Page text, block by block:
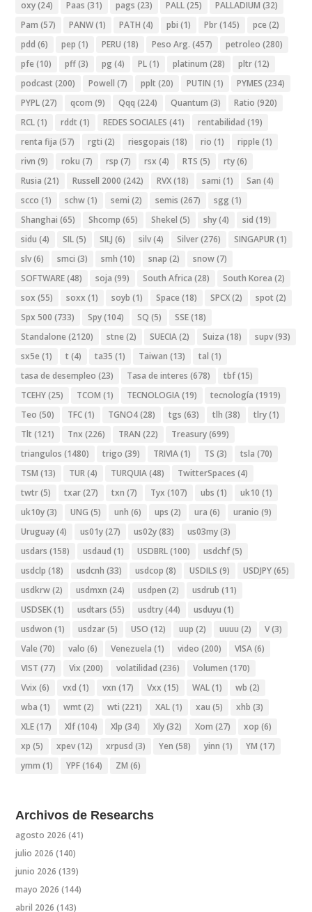
oxy(24) Paas (31) pags (23) PALL(25) PALLADIUM (32)
Pam (57) PANW(1) PATH (4) pbi (1) Pbr(145) pce (2)
pdd (6) pep (1) PERU (18) Peso Arg. (457) petroleo (280)
pfe (10) pff(3) pg (4) PL(1) platinum (28) pltr(12)
podcast (200) Powell (7) pplt (20) PUTIN (1) PYMES (234)
PYPL(27) qcom (9) Qqq (224) Quantum (3) Ratio (920)
RCL(1) rddt (1) REDES SOCIALES (41) rentabilidad (19)
renta fija (57) rgti (2) riesgopais (18) rio (1) ripple (1)
rivn (9) roku (7) rsp (7) rsx (4) RTS (5) rty(6)
Rusia (21) Russell 2000 (242) RVX(18) sami (1) San (4)
scco (1) schw(1) semi (2) semis (267) sgg (1)
Shanghai (65) Shcomp (65) Shekel (5) shy(4) sid (19)
sidu (4) SIL(5) SILJ (6) silv(4) Silver(276) SINGAPUR(1)
slv(6) smci (3) smh (10) snap (2) snow(7)
SOFTWARE(48) soja (99) South Africa (28) South Korea (2)
sox (55) soxx (1) soyb (1) Space (18) SPCX(2) spot (2)
Spx 500 (733) Spy(104) SQ (5) SSE(18)
Standalone (2120) stne (2) SUECIA(2) Suiza (18) supv(93)
sx5e (1) t (4) ta35 (1) Taiwan (13) tal (1)
tasa de desempleo (23) Tasa de interes (678) tbf(15)
TCEHY(25) TCOM (1) TECNOLOGIA(19) tecnología (1919)
Teo (50) TFC(1) TGNO4(28) tgs (63) tlh (38) tlry(1)
Tlt (121) Tnx (226) TRAN (22) Treasury(699)
triangulos (1480) trigo (39) TRIVIA(1) TS (3) tsla (70)
TSM (13) TUR(4) TURQUIA(48) TwitterSpaces (4)
twtr(5) txar(27) txn (7) Tyx (107) ubs (1) uk10 (1)
uk10y(3) UNG (5) unh (6) ups (2) ura (6) uranio (9)
Uruguay(4) us01y(27) us02y(83) us03my(3)
usdars (158) usdaud (1) USDBRL(100) usdchf(5)
usdclp (18) usdcnh (33) usdcop (8) USDILS (9) USDJPY(65)
usdkrw(2) usdmxn (24) usdpen (2) usdrub (11)
USDSEK(1) usdtars (55) usdtry(44) usduyu (1)
usdwon (1) usdzar(5) USO (12) uup (2) uuuu (2) V(3)
Vale (70) valo (6) Venezuela (1) video (200) VISA(6)
VIST (77) Vix (200) volatilidad (236) Volumen (170)
Vvix (6) vxd (1) vxn (17) Vxx (15) WAL(1) wb (2)
wba (1) wmt (2) wti (221) XAL(1) xau (5) xhb (3)
XLE(17) Xlf(104) Xlp (34) Xly(32) Xom (27) xop (6)
xp (5) xpev(12) xrpusd (3) Yen (58) yinn (1) YM (17)
ymm (1) YPF(164) ZM (6)
Archivos de Researchs
agosto 2026 (41)
julio 2026 (140)
junio 2026 (139)
mayo 2026 (144)
abril 2026 (143)